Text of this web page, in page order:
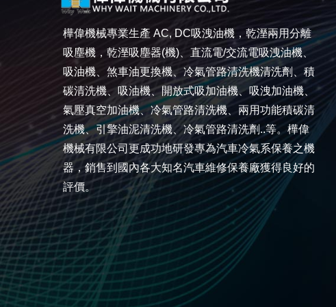
樺偉機械專業生產 AC, DC吸洩油機，乾溼兩用分離
吸塵機，乾溼吸塵器(機)、直流電/交流電吸洩油機、
吸油機、煞車油更換機、冷氣管路清洗機清洗劑、積
碳清洗機、吸油機、開放式吸加油機、吸洩加油機、
氣壓真空加油機、冷氣管路清洗機、兩用功能積碳清
洗機、引擎油泥清洗機、冷氣管路清洗劑..等。樺偉
機械有限公司更成功地研發專為汽車冷氣系保養之機
器，銷售到國內各大知名汽車維修保養廠獲得良好的
評價。